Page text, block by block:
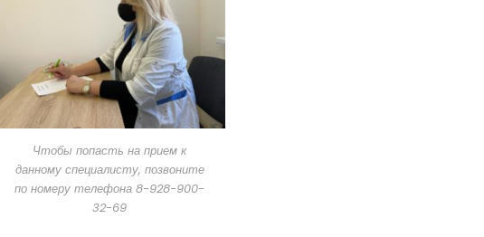
Чтобы попасть на прием к
данному специалисту, позвоните
по номеру телефона 8-928-900-
32-69